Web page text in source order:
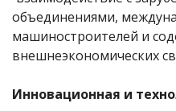
объединениями,
машиностроителей и
внешнеэкономических
Инновационная и